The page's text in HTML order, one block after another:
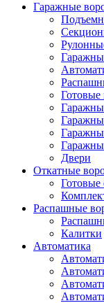
Гаражные
Готовые
Двери
Откатные
Готовые
Распашные
Калитки
Автоматика